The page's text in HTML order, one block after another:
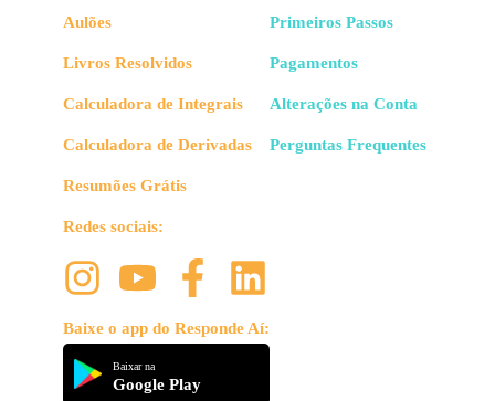
Aulões
Livros Resolvidos
Calculadora de Integrais
Calculadora de Derivadas
Resumões Grátis
Redes sociais:
Baixe o app do Responde Aí:
Baixar na
Google Play
Primeiros Passos
Pagamentos
Alterações na Conta
Perguntas Frequentes